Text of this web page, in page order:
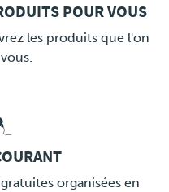
POUR VOUS
les produits que l'on
organisées en